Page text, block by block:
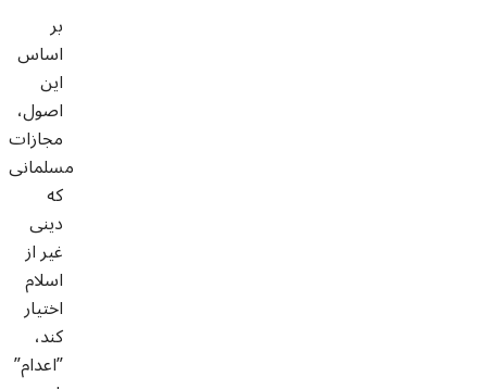
بر
اساس
این
اصول،
مجازات
مسلمانی
که
دینی
غیر از
اسلام
اختیار
کند،
”اعدام”